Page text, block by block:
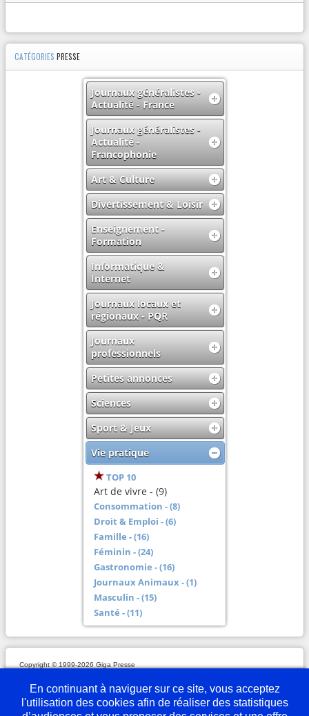
CATÉGORIES PRESSE
Journaux généralistes -
Actualité - France
Journaux généralistes -
Actualité -
Francophonie
Art & Culture
Divertissement & Loisir
Enseignement -
Formation
Informatique &
Internet
Journaux locaux et
régionaux - PQR
Journaux
professionnels
Petites annonces
Sciences
Sport & Jeux
Vie pratique
TOP 10
Art de vivre - (9)
Consommation - (8)
Droit & Emploi - (6)
Famille - (16)
Féminin - (24)
Gastronomie - (16)
Journaux Animaux - (1)
Masculin - (15)
Santé - (11)
Copyright © 1999-2026 Giga Presse
Nous écrire
En continuant à naviguer sur ce site, vous acceptez
l'utilisation des cookies afin de réaliser des statistiques